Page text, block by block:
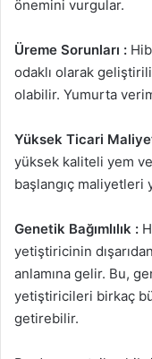
önemini vurgular.
Üreme Sorunları :
odaklı olarak
olabilir. Yumurta
Yüksek Ticari
yüksek kaliteli yem
başlangıç maliyetleri
Genetik Bağımlılık :
yetiştiricinin
anlamına gelir. Bu,
yetiştiricileri birkaç
getirebilir.